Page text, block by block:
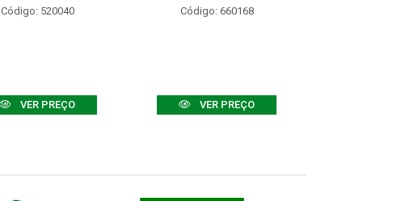
Código: 520040
VER PREÇO
Código: 660168
VER PREÇO